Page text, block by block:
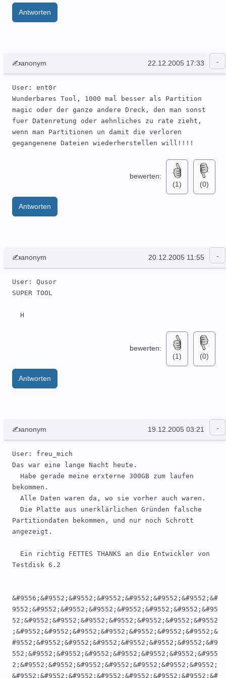
Antworten
✍anonym 22.12.2005 17:33
User: ent0r
Wunderbares Tool, 1000 mal besser als Partition
magic oder der ganze andere Dreck, den man sonst
fuer Datenretung oder aehnliches zu rate zieht,
wenn man Partitionen un damit die verloren
gegangenene Dateien wiederherstellen will!!!!
bewerten:
(1)
(0)
Antworten
✍anonym 20.12.2005 11:55
User: Qusor
SUPER TOOL
  H
bewerten:
(1)
(0)
Antworten
✍anonym 19.12.2005 03:21
User: freu_mich
Das war eine lange Nacht heute.
bekommen.
Partitiondaten bekommen, und nur noch Schrott
angezeigt.
Testdisk 6.2
&#9556;&#9552;&#9552;&#9552;&#9552;&#9552;&#9552;&#
9552;&#9552;&#9552;&#9552;&#9552;&#9552;&#9552;&#95
52;&#9552;&#9552;&#9552;&#9552;&#9552;&#9552;&#9552
;&#9552;&#9552;&#9552;&#9552;&#9552;&#9552;&#9552;&
#9552;&#9552;&#9552;&#9552;&#9552;&#9552;&#9552;&#9
552;&#9552;&#9552;&#9552;&#9552;&#9552;&#9552;&#955
2;&#9552;&#9552;&#9552;&#9552;&#9552;&#9552;&#9552;
&#9552;&#9552;&#9552;&#9552;&#9552;&#9552;&#9552;&#